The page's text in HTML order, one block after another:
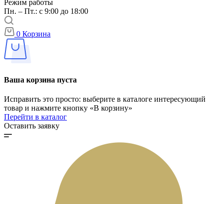
Режим работы
Пн. – Пт.: с 9:00 до 18:00
0 Корзина
Ваша корзина пуста
Исправить это просто: выберите в каталоге интересующий
товар и нажмите кнопку «В корзину»
Перейти в каталог
Оставить заявку